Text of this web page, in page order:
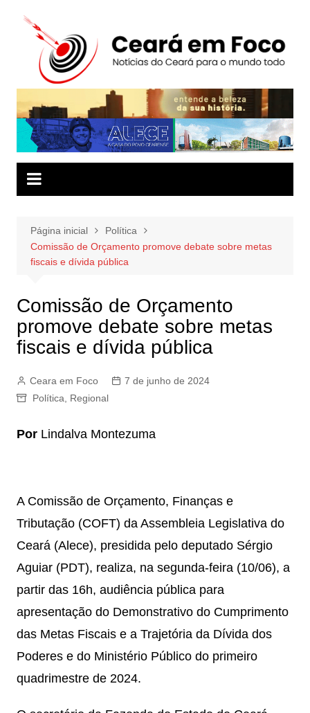
conteúdo
Página inicial
Política
Comissão de Orçamento promove debate sobre metas
fiscais e dívida pública
Comissão de Orçamento
promove debate sobre metas
fiscais e dívida pública
Ceara em Foco
7 de junho de 2024
Política, Regional
Por Lindalva Montezuma
A Comissão de Orçamento, Finanças e
Tributação (COFT) da Assembleia Legislativa do
Ceará (Alece), presidida pelo deputado Sérgio
Aguiar (PDT), realiza, na segunda-feira (10/06), a
partir das 16h, audiência pública para
apresentação do Demonstrativo do Cumprimento
das Metas Fiscais e a Trajetória da Dívida dos
Poderes e do Ministério Público do primeiro
quadrimestre de 2024.